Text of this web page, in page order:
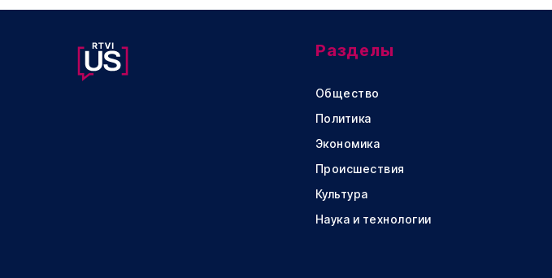
Разделы
Общество
Политика
Экономика
Происшествия
Культура
Наука и технологии